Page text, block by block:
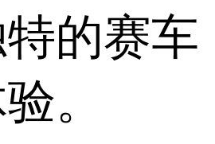
的赛车
。